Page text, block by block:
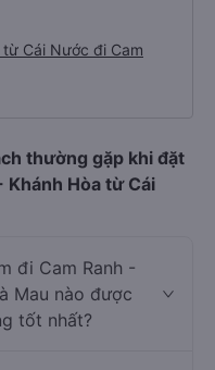
Cái Nước đi Cam
thường gặp khi đặt
Khánh Hòa từ Cái
đi Cam Ranh -
Mau nào được
tốt nhất?